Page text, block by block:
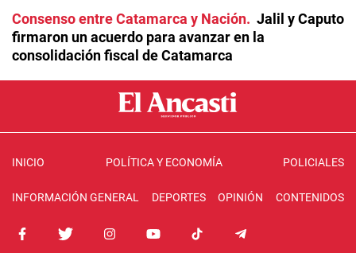
Consenso entre Catamarca y Nación
Jalil y Caputo
firmaron un acuerdo para avanzar en la
consolidación fiscal de Catamarca
INICIO POLÍTICA Y ECONOMÍA POLICIALES
INFORMACIÓN GENERAL DEPORTES OPINIÓN CONTENIDOS